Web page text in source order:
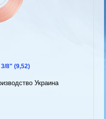
8" (9,52)
Украина